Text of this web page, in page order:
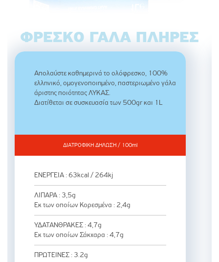
ΦΡΈΣΚΟ ΓΆΛΑ ΠΛΉΡΕΣ
Απολαύστε καθημερινά το ολόφρεσκο, 100%
ελληνικό, ομογενοποιημένο, παστεριωμένο γάλα
άριστης ποιότητας ΛΥΚΑΣ.
Διατίθεται σε συσκευασία των 500gr και 1L
ΔΙΑΤΡΟΦΙΚΗ ΔΗΛΩΣΗ / 100ml
ΕΝΕΡΓΕΙΑ : 63kcal / 264kj
ΛΙΠΑΡΑ : 3,5g
Εκ των οποίων Κορεσμένα : 2,4g
ΥΔΑΤΑΝΘΡΑΚΕΣ : 4,7g
Εκ των οποίων Σάκχαρα : 4,7g
ΠΡΩΤΕΙΝΕΣ : 3.2g